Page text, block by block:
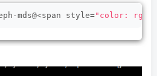
mds@<span style="color: